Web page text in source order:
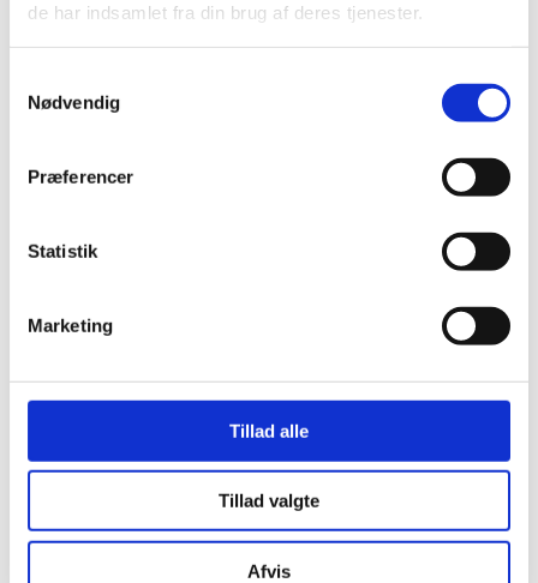
de har indsamlet fra din brug af deres tjenester.
Nødvendig
Præferencer
Statistik
Marketing
Tillad alle
Tillad valgte
Afvis
Jeres helt
Gaveshop
Vil du gerne give
dine medarbejdere
at vælge deres
sortiment som du
eller vi har